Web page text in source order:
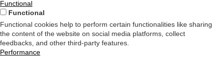
Functional
Functional
Functional cookies help to perform certain functionalities like sharing
the content of the website on social media platforms, collect
feedbacks, and other third-party features.
Performance